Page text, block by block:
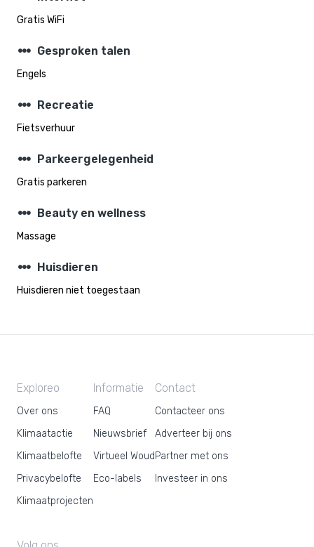
Gratis WiFi
steppers Gesproken talen
Engels
steppers Recreatie
Fietsverhuur
steppers Parkeergelegenheid
Gratis parkeren
steppers Beauty en wellness
Massage
steppers Huisdieren
Huisdieren niet toegestaan
Exploreo
Over ons
Klimaatactie
Klimaatbelofte
Privacybelofte
Klimaatprojecten
Informatie
FAQ
Nieuwsbrief
Virtueel Woud
Eco-labels
Contact
Contacteer ons
Adverteer bij ons
Partner met ons
Investeer in ons